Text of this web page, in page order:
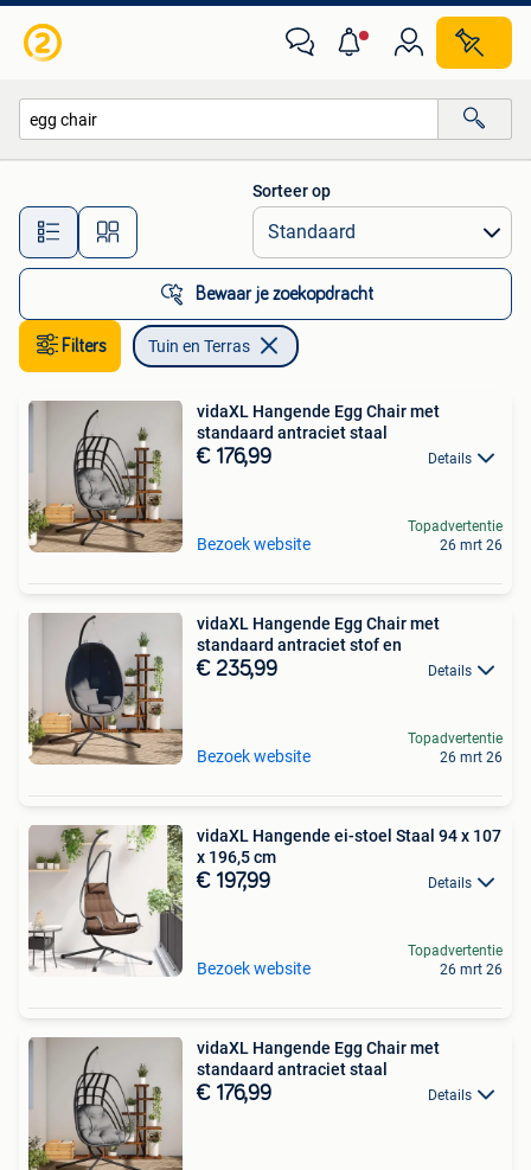
Alle afstanden…
Sorteer op
Bewaar je zoekopdracht
Filters Tuin en Terras
vidaXL Hangende Egg Chair met
standaard antraciet staal
€ 176,99 Details
Bezoek website
Topadvertentie
26 mrt 26
vidaXL Hangende Egg Chair met
standaard antraciet stof en
€ 235,99 Details
Bezoek website
Topadvertentie
26 mrt 26
vidaXL Hangende ei-stoel Staal 94 x 107
x 196,5 cm
€ 197,99 Details
Bezoek website
Topadvertentie
26 mrt 26
vidaXL Hangende Egg Chair met
standaard antraciet staal
€ 176,99 Details